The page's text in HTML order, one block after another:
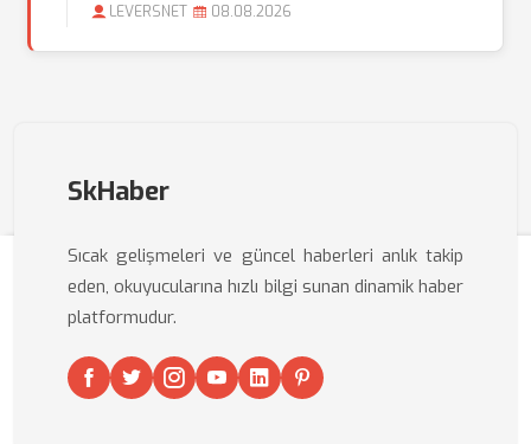
LEVERSNET 08.08.2026
SkHaber
Sıcak gelişmeleri ve güncel haberleri anlık takip
eden, okuyucularına hızlı bilgi sunan dinamik haber
platformudur.